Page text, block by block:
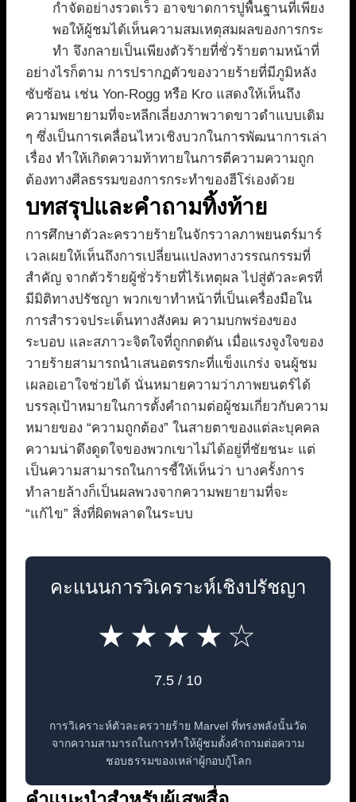
กำจัดอย่างรวดเร็ว อาจขาดการปูพื้นฐานที่เพียง
พอให้ผู้ชมได้เห็นความสมเหตุสมผลของการกระ
ทำ จึงกลายเป็นเพียงตัวร้ายที่ชั่วร้ายตามหน้าที่
อย่างไรก็ตาม การปรากฏตัวของวายร้ายที่มีภูมิหลัง
ซับซ้อน เช่น Yon-Rogg หรือ Kro แสดงให้เห็นถึง
ความพยายามที่จะหลีกเลี่ยงภาพวาดขาวดำแบบเดิม
ๆ ซึ่งเป็นการเคลื่อนไหวเชิงบวกในการพัฒนาการเล่า
เรื่อง ทำให้เกิดความท้าทายในการตีความความถูก
ต้องทางศีลธรรมของการกระทำของฮีโร่เองด้วย
บทสรุปและคำถามทิ้งท้าย
การศึกษาตัวละครวายร้ายในจักรวาลภาพยนตร์มาร์
เวลเผยให้เห็นถึงการเปลี่ยนแปลงทางวรรณกรรมที่
สำคัญ จากตัวร้ายผู้ชั่วร้ายที่ไร้เหตุผล ไปสู่ตัวละครที่
มีมิติทางปรัชญา พวกเขาทำหน้าที่เป็นเครื่องมือใน
การสำรวจประเด็นทางสังคม ความบกพร่องของ
ระบอบ และสภาวะจิตใจที่ถูกกดดัน เมื่อแรงจูงใจของ
วายร้ายสามารถนำเสนอตรรกะที่แข็งแกร่ง จนผู้ชม
เผลอเอาใจช่วยได้ นั่นหมายความว่าภาพยนตร์ได้
บรรลุเป้าหมายในการตั้งคำถามต่อผู้ชมเกี่ยวกับความ
หมายของ “ความถูกต้อง” ในสายตาของแต่ละบุคคล
ความน่าดึงดูดใจของพวกเขาไม่ได้อยู่ที่ชัยชนะ แต่
เป็นความสามารถในการชี้ให้เห็นว่า บางครั้งการ
ทำลายล้างก็เป็นผลพวงจากความพยายามที่จะ
“แก้ไข” สิ่งที่ผิดพลาดในระบบ
คะแนนการวิเคราะห์เชิงปรัชญา
★★★★☆
7.5 / 10
การวิเคราะห์ตัวละครวายร้าย Marvel ที่ทรงพลังนั้นวัด
จากความสามารถในการทำให้ผู้ชมตั้งคำถามต่อความ
ชอบธรรมของเหล่าผู้กอบกู้โลก